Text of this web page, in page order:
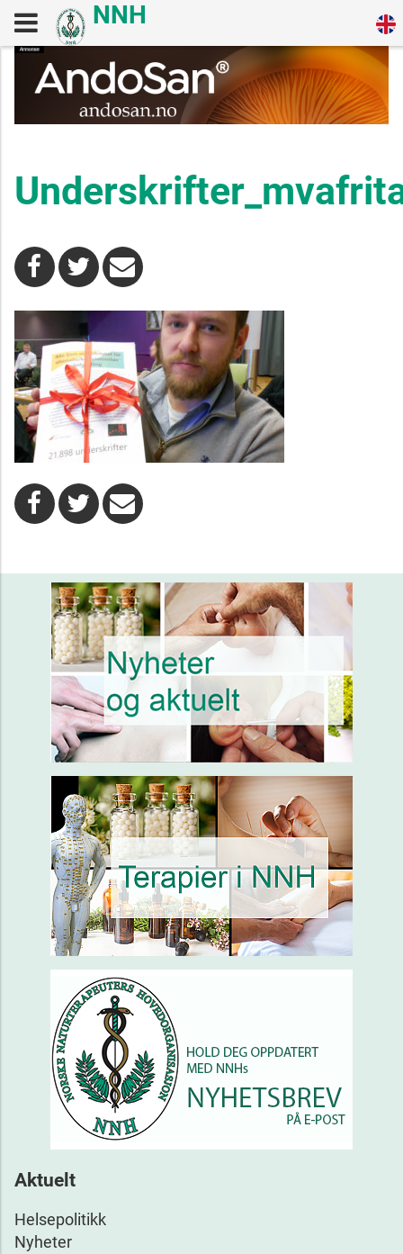
Aktuelt
Helsepolitikk
Nyheter